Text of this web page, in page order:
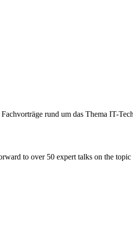
rund um das Thema IT-
to over 50 expert talks on the